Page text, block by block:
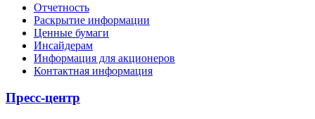
Отчетность
Раскрытие информации
Ценные бумаги
Инсайдерам
Информация для акционеров
Контактная информация
Пресс-центр